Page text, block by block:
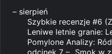
– sierpień
Szybkie recenzje #6
Leniwe letnie granie:
Pomylone Analizy: